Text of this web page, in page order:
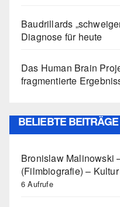
Baudrillards
Diagnose für heute
Das Human Brain
fragmentierte
BELIEBTE BEITRÄGE
Bronislaw Malinowski
(Filmbiografie) –
6 Aufrufe